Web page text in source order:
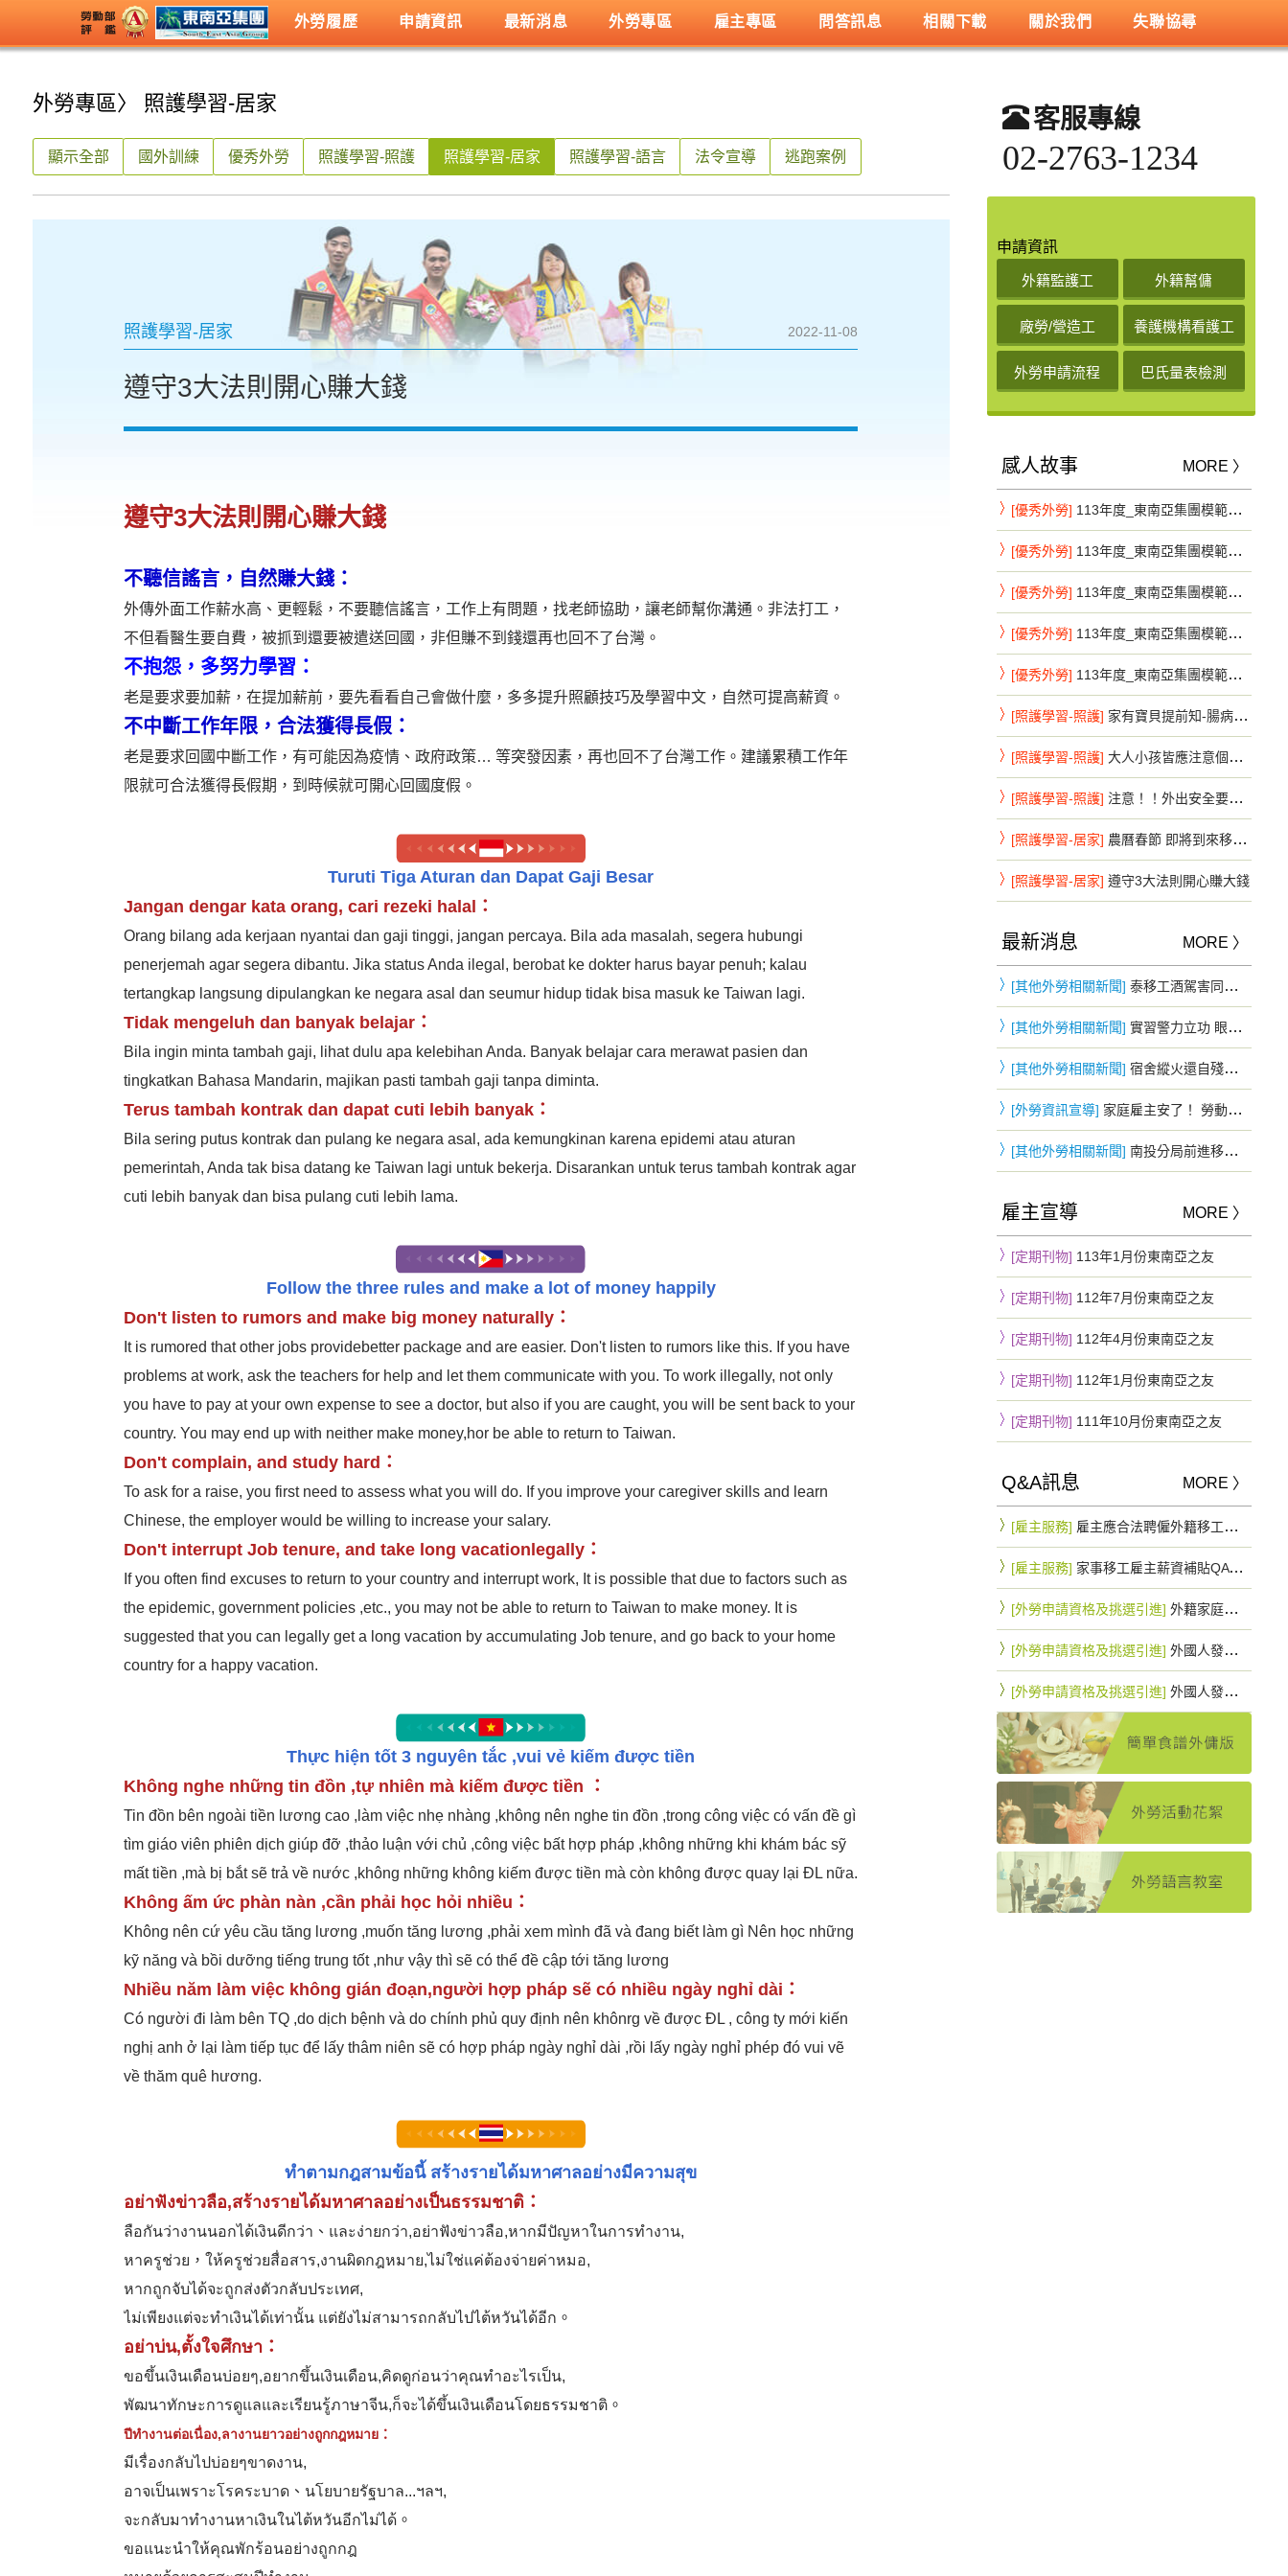
外勞履歷 申請資訊 最新消息 外勞專區 雇主專區 問答訊息 相關下載 關於我們 失聯協尋
外勞專區〉 照護學習-居家
顯示全部 國外訓練 優秀外勞 照護學習-照護 照護學習-居家 照護學習-語言 法令宣導 逃跑案例
2022-11-08
照護學習-居家
遵守3大法則開心賺大錢
遵守3大法則開心賺大錢
不聽信謠言，自然賺大錢：
外傳外面工作薪水高、更輕鬆，不要聽信謠言，工作上有問題，找老師協助，讓老師幫你溝通。非法打工，
不但看醫生要自費，被抓到還要被遣送回國，非但賺不到錢還再也回不了台灣。
不抱怨，多努力學習 ：
老是要求要加薪，在提加薪前，要先看看自己會做什麼，多多提升照顧技巧及學習中文，自然可提高薪資。
不中斷工作年限，合法獲得長假：
老是要求回國中斷工作，有可能因為疫情、政府政策… 等突發因素，再也回不了台灣工作。建議累積工作年
限就可合法獲得長假期，到時候就可開心回國度假。
Turuti Tiga Aturan dan Dapat Gaji Besar
Jangan dengar kata orang, cari rezeki halal：
Orang bilang ada kerjaan nyantai dan gaji tinggi, jangan percaya. Bila ada masalah, segera hubungi
penerjemah agar segera dibantu. Jika status Anda ilegal, berobat ke dokter harus bayar penuh; kalau
tertangkap langsung dipulangkan ke negara asal dan seumur hidup tidak bisa masuk ke Taiwan lagi.
Tidak mengeluh dan banyak belajar：
Bila ingin minta tambah gaji, lihat dulu apa kelebihan Anda. Banyak belajar cara merawat pasien dan
tingkatkan Bahasa Mandarin, majikan pasti tambah gaji tanpa diminta.
Terus tambah kontrak dan dapat cuti lebih banyak：
Bila sering putus kontrak dan pulang ke negara asal, ada kemungkinan karena epidemi atau aturan
pemerintah, Anda tak bisa datang ke Taiwan lagi untuk bekerja. Disarankan untuk terus tambah kontrak agar
cuti lebih banyak dan bisa pulang cuti lebih lama.
Follow the three rules and make a lot of money happily
Don't listen to rumors and make big money naturally：
It is rumored that other jobs providebetter package and are easier. Don't listen to rumors like this. If you have
problems at work, ask the teachers for help and let them communicate with you. To work illegally, not only
you have to pay at your own expense to see a doctor, but also if you are caught, you will be sent back to your
country. You may end up with neither make money,hor be able to return to Taiwan.
Don't complain, and study hard：
To ask for a raise, you first need to assess what you will do. If you improve your caregiver skills and learn
Chinese, the employer would be willing to increase your salary.
Don't interrupt Job tenure, and take long vacationlegally：
If you often find excuses to return to your country and interrupt work, It is possible that due to factors such as
the epidemic, government policies ,etc., you may not be able to return to Taiwan to make money. It is
suggested that you can legally get a long vacation by accumulating Job tenure, and go back to your home
country for a happy vacation.
Thực hiện tốt 3 nguyên tắc ,vui vẻ kiếm được tiền
Không nghe những tin đồn ,tự nhiên mà kiếm được tiền ：
Tin đồn bên ngoài tiền lương cao ,làm việc nhẹ nhàng ,không nên nghe tin đồn ,trong công việc có vấn đề gì
tìm giáo viên phiên dịch giúp đỡ ,thảo luận với chủ ,công việc bất hợp pháp ,không những khi khám bác sỹ
mất tiền ,mà bị bắt sẽ trả về nước ,không những không kiếm được tiền mà còn không được quay lại ĐL nữa.
Không ấm ức phàn nàn ,cần phải học hỏi nhiều：
Không nên cứ yêu cầu tăng lương ,muốn tăng lương ,phải xem mình đã và đang biết làm gì Nên học những
kỹ năng và bồi dưỡng tiếng trung tốt ,như vậy thì sẽ có thể đề cập tới tăng lương
Nhiều năm làm việc không gián đoạn,người hợp pháp sẽ có nhiều ngày nghỉ dài：
Có người đi làm bên TQ ,do dịch bệnh và do chính phủ quy định nên khônrg về được ĐL , công ty mới kiến
nghị anh ở lại làm tiếp tục để lấy thâm niên sẽ có hợp pháp ngày nghỉ dài ,rồi lấy ngày nghỉ phép đó vui vẽ
về thăm quê hương.
ทำตามกฎสามข้อนี้ สร้างรายได้มหาศาลอย่างมีความสุข
อย่าฟังข่าวลือ,สร้างรายได้มหาศาลอย่างเป็นธรรมชาติ：
ลือกันว่างานนอกได้เงินดีกว่า、และง่ายกว่า,อย่าฟังข่าวลือ,หากมีปัญหาในการทำงาน,
หาครูช่วย，ให้ครูช่วยสื่อสาร,งานผิดกฎหมาย,ไม่ใช่แค่ต้องจ่ายค่าหมอ,
หากถูกจับได้จะถูกส่งตัวกลับประเทศ,
ไม่เพียงแต่จะทำเงินได้เท่านั้น แต่ยังไม่สามารถกลับไปไต้หวันได้อีก。
อย่าบ่น,ตั้งใจศึกษา：
ขอขึ้นเงินเดือนบ่อยๆ,อยากขึ้นเงินเดือน,คิดดูก่อนว่าคุณทำอะไรเป็น,
พัฒนาทักษะการดูแลและเรียนรู้ภาษาจีน,ก็จะได้ขึ้นเงินเดือนโดยธรรมชาติ。
ปีทำงานต่อเนื่อง,ลางานยาวอย่างถูกกฎหมาย：
มีเรื่องกลับไปบ่อยๆขาดงาน,
อาจเป็นเพราะโรคระบาด、นโยบายรัฐบาล...ฯลฯ,
จะกลับมาทำงานหาเงินในไต้หวันอีกไม่ได้。
ขอแนะนำให้คุณพักร้อนอย่างถูกกฎ
客服專線
02-2763-1234
申請資訊
外籍監護工 外籍幫傭
廠勞/營造工 養護機構看護工
外勞申請流程 巴氏量表檢測
感人故事 MORE 〉
[優秀外勞] 113年度_東南亞集團模範移工系列_新北市第7彈
[優秀外勞] 113年度_東南亞集團模範移工系列_新北市第8彈
[優秀外勞] 113年度_東南亞集團模範移工系列_新北市第9彈
[優秀外勞] 113年度_東南亞集團模範移工系列_新竹縣第1彈
[優秀外勞] 113年度_東南亞集團模範移工系列_新竹縣第2彈
[照護學習-照護] 家有寶貝提前知-腸病毒重症前兆速送醫
[照護學習-照護] 大人小孩皆應注意個人手部衛生-腸病毒不來鬧特刊
[照護學習-照護] 注意！！外出安全要注意，避免危險活動
[照護學習-居家] 農曆春節 即將到來移工朋友 注意事項
[照護學習-居家] 遵守3大法則開心賺大錢
最新消息 MORE 〉
[其他外勞相關新聞] 泰移工酒駕害同鄉重摔慘死…花5萬和解 判3年2月驅逐出境
[其他外勞相關新聞] 實習警力立功 眼尖發現可疑身影 失聯移工躲車斗仍遭查獲
[其他外勞相關新聞] 宿舍縱火還自殘！頂樓僵持3小時被勸下 移工鬧情緒下場慘曝
[外勞資訊宣導] 家庭雇主安了！ 勞動部：「移工零付費」家庭看護雇主不適用
[其他外勞相關新聞] 南投分局前進移工宿舍防詐 四國語言同步宣導提升自我保護力
雇主宣導 MORE 〉
[定期刊物] 113年1月份東南亞之友
[定期刊物] 112年7月份東南亞之友
[定期刊物] 112年4月份東南亞之友
[定期刊物] 112年1月份東南亞之友
[定期刊物] 111年10月份東南亞之友
Q&A訊息 MORE 〉
[雇主服務] 雇主應合法聘僱外籍移工，一旦查獲將罰緩15~75萬不等
[雇主服務] 家事移工雇主薪資補貼QA 最高可拿10.8萬元
[外勞申請資格及挑選引進] 外籍家庭幫傭與外籍家庭看護工因行蹤不明申請遞補之規定是否相同？
[外勞申請資格及挑選引進] 外國人發生行蹤不明經依規定通知入出國管理機關及警察機關滿3個月仍未查獲者，雇主得否以該名額直接辦理外國人之重新招募入國引進？
[外勞申請資格及挑選引進] 外國人發生行蹤不明經依規定通知入出國管理機關及警察機關滿3個月仍未查獲者，應如何申請遞補外國人？